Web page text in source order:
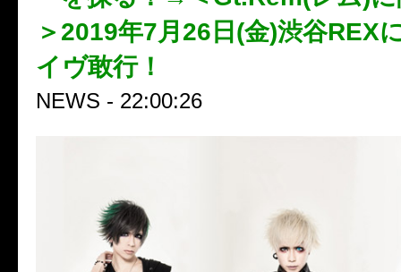
＞2019年7月26日(金)渋谷REX
イヴ敢行！
NEWS - 22:00:26